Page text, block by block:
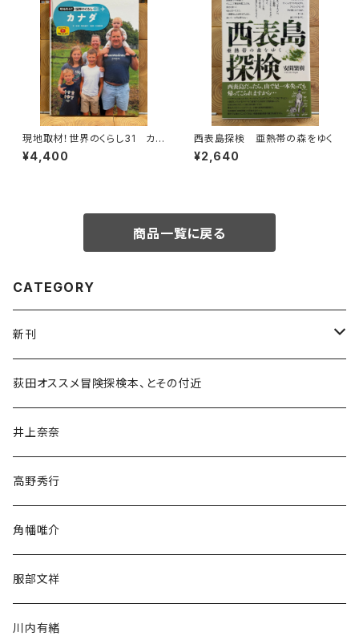
現地取材！世界のくらし31 カナ
ダ
¥4,400
西表島探検 亜熱帯の森をゆく
¥2,640
商品一覧に戻る
CATEGORY
新刊
和書
文学・小説・物語
随筆・ノンフィクション・その他
荻田オススメ冒険探検本、とその付近
井上奈奈
高野秀行
角幡唯介
服部文祥
川内有緒